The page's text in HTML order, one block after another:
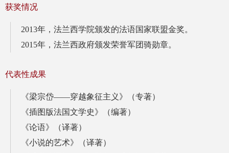
获奖情况
2013年，法兰西学院颁发的法语国家联盟金奖。
2015年，法兰西政府颁发荣誉军团骑勋章。
代表性成果
《梁宗岱——穿越象征主义》（专著）
《插图版法国文学史》（编著）
《论语》（译著）
《小说的艺术》（译著）